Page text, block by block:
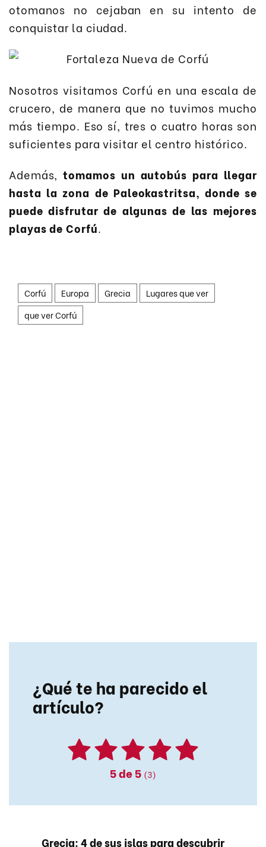
otomanos no cejaban en su intento de
conquistar la ciudad.
Nosotros visitamos Corfú en una escala de
crucero, de manera que no tuvimos mucho
más tiempo. Eso sí, tres o cuatro horas son
suficientes para visitar el centro histórico.
Además,tomamos un autobús para llegar
hasta la zona de Paleokastritsa, donde se
puede disfrutar de algunas de las mejores
playas de Corfú.
Corfú Europa Grecia
Lugares que ver
que ver Corfú
¿Qué te ha parecido el
artículo?
5de 5 (3)
Grecia: 4 de sus islas para descubrir